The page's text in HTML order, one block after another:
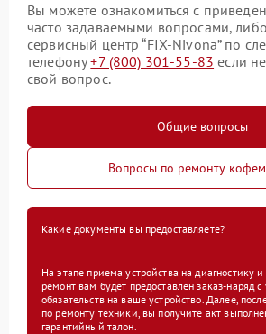
Вы можете ознакомиться с
часто задаваемыми вопросами,
сервисный центр “FIX-Nivona” по
телефону+7 (800) 301-55-83 если
свой вопрос.
Общие вопросы
Вопросы по ремонту
Какие документы вы предоставляете?
На этапе приема устройства на диагностику
ремонт вам будет предоставлен заказ-наряд
обязательств на ваше устройство. Далее,
по ремонту техники, вы получите акт
гарантийный талон.